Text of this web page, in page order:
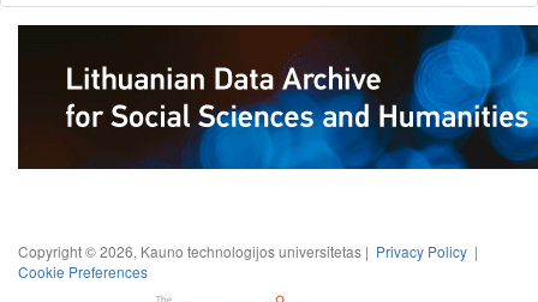
Copyright © 2026, Kauno technologijos universitetas | Privacy Policy |
Cookie Preferences